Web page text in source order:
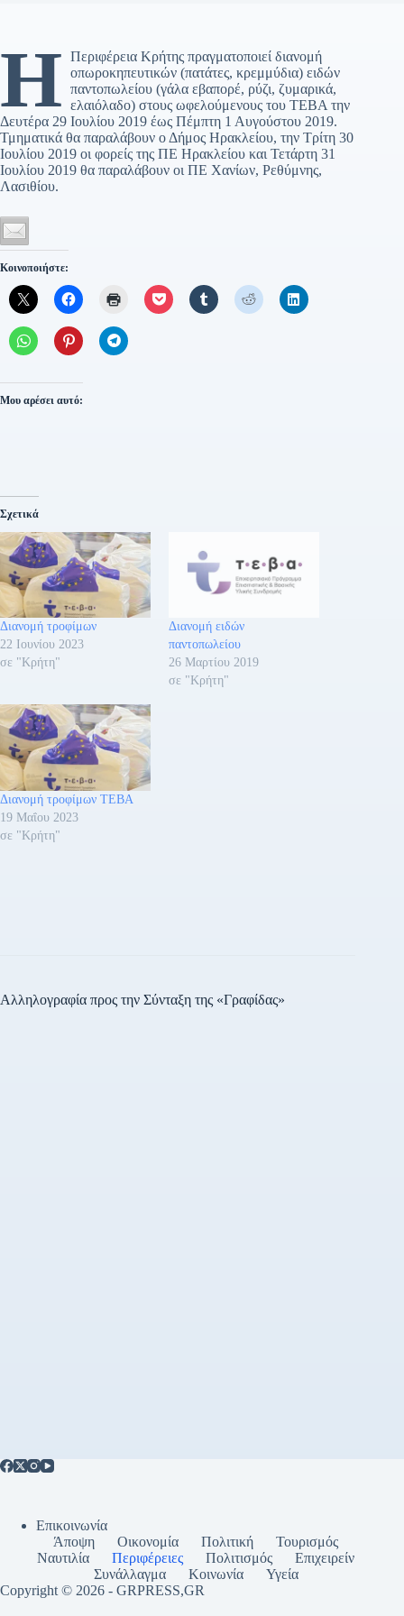
Η Περιφέρεια Κρήτης πραγματοποιεί διανομή
οπωροκηπευτικών (πατάτες, κρεμμύδια) ειδών
παντοπωλείου (γάλα εβαπορέ, ρύζι, ζυμαρικά,
ελαιόλαδο) στους ωφελούμενους του ΤΕΒΑ την
Δευτέρα 29 Ιουλίου 2019 έως Πέμπτη 1 Αυγούστου 2019.
Τμηματικά θα παραλάβουν ο Δήμος Ηρακλείου, την Τρίτη 30
Ιουλίου 2019 οι φορείς της ΠΕ Ηρακλείου και Τετάρτη 31
Ιουλίου 2019 θα παραλάβουν οι ΠΕ Χανίων, Ρεθύμνης,
Λασιθίου.
Κοινοποιήστε:
Μου αρέσει αυτό:
Σχετικά
Διανομή τροφίμων
22 Ιουνίου 2023
σε "Κρήτη"
Διανομή ειδών
παντοπωλείου
26 Μαρτίου 2019
σε "Κρήτη"
Διανομή τροφίμων ΤΕΒΑ
19 Μαΐου 2023
σε "Κρήτη"
Αλληλογραφία προς την Σύνταξη της «Γραφίδας»
Επικοινωνία
Άποψη
Οικονομία Πολιτική
Τουρισμός
Ναυτιλία
Περιφέρειες Πολιτισμός
Επιχειρείν
Συνάλλαγμα
Κοινωνία
Υγεία
Copyright © 2026 - GRPRESS,GR